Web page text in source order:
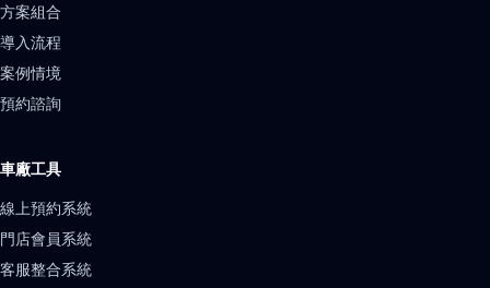
方案組合
導入流程
案例情境
預約諮詢
車廠工具
線上預約系統
門店會員系統
客服整合系統